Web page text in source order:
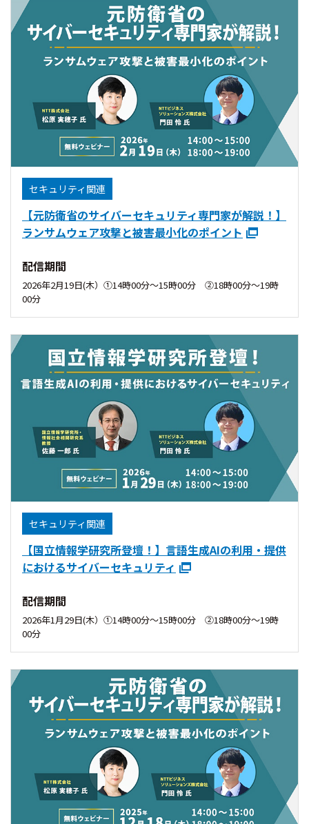
セキュリティ関連
【元防衛省のサイバーセキュリティ専門家が解説！】
ランサムウェア攻撃と被害最小化のポイント
配信期間
2026年2月19日(木）①14時00分〜15時00分 ②18時00分〜19時
00分
セキュリティ関連
【国立情報学研究所登壇！】言語生成AIの利用・提供
におけるサイバーセキュリティ
配信期間
2026年1月29日(木）①14時00分〜15時00分 ②18時00分〜19時
00分